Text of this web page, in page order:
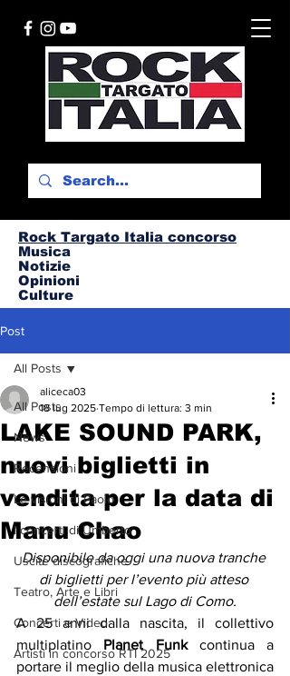
Rock Targato Italia concorso
Musica
Notizie
Opinioni
Culture
Post
All Posts
News
Recensioni
Le visioni di Paolo
I concerti di Umberto
Uscite discografiche
Teatro, Arte e Libri
Concerti e Video
Artisti in concorso RTI 2025
All Posts
LAKE SOUND PARK,
nuovi biglietti in
vendita per la data di
Manu Chao
aliceca03
18 lug 2025 Tempo di lettura: 3 min
Disponibile da oggi una nuova tranche
di biglietti per l’evento più atteso
dell’estate sul Lago di Como.
A 25 anni dalla nascita, il collettivo
multiplatino Planet Funk continua a
portare il meglio della musica elettronica